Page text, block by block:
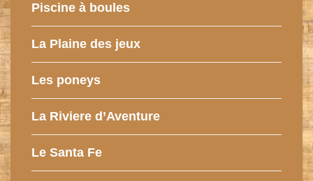
Piscine à boules
La Plaine des jeux
Les poneys
La Riviere d’Aventure
Le Santa Fe